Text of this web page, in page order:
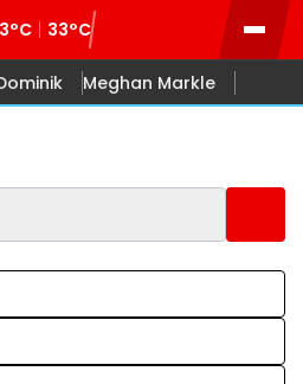
33°C
Meghan Markle